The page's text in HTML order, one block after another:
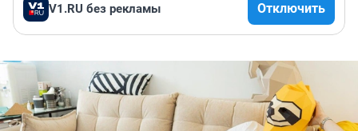
V1.RU без рекламы Отключить